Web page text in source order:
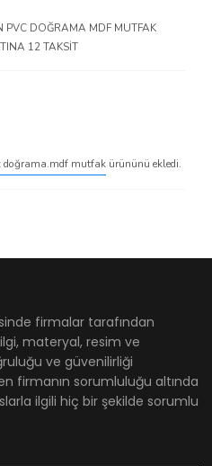
PVC DOĞRAMA MDF MUTFAK
12 TAKSİT
mutfak ürününü ekledi.
firmalar tarafından
materyal, resim ve
ve güvenilirliği
firmanın sorumluluğu altında
ilgili hiç bir şekilde sorumlu